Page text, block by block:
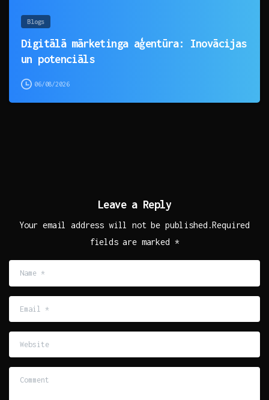
Blogs
Digitālā mārketinga aģentūra: Inovācijas
un potenciāls
06/08/2026
Leave a Reply
Your email address will not be published.Required
fields are marked *
*
Website